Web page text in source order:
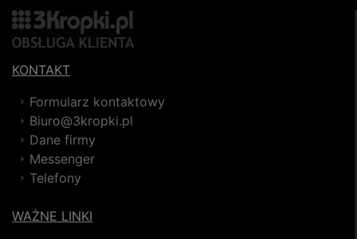
KONTAKT
Formularz kontaktowy
Biuro@3kropki.pl
Dane firmy
Messenger
Telefony
WAŻNE LINKI